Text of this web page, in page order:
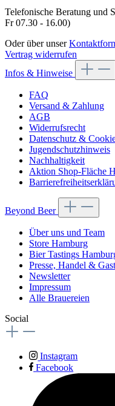
Telefonische Beratung und
Fr 07.30 - 16.00)
Oder über unser
Vertrag widerrufen
Infos & Hinweise
FAQ
Versand & Zahlung
AGB
Widerrufsrecht
Datenschutz &
Jugendschutzhinweis
Nachhaltigkeit
Aktion Shop-Fläche
Beyond Beer
Über uns und Team
Store Hamburg
Bier Tastings
Presse, Handel &
Newsletter
Impressum
Alle Brauereien
Social
Instagram
Facebook